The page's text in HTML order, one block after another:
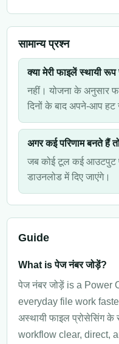
सामान्य प्रश्न
क्या मेरी फाइलें स्थायी
नहीं। योजना के अनुसार
दिनों के बाद अपने-आप हट
अगर कई परिणाम बनते हैं
जब कोई टूल कई आउटपुट
डाउनलोड में दिए जाएंगे।
Guide
What is पेज नंबर जोड़ें?
पेज नंबर जोड़ें is a Power
everyday file work
अस्थायी फाइल प्रोसेसिंग
workflow clear, direct,